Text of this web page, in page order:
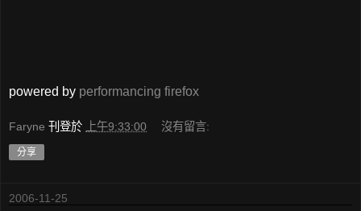
powered by performancing firefox
Faryne 刊登於 上午9:33:00 沒有留言:
分享
2006-11-25